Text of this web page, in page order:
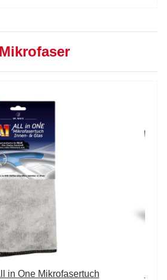
Mikrofaser
in One Mikrofasertuch